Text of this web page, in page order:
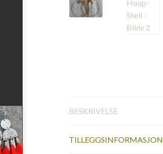
BESKRIVELSE
TILLEGGSINFORMASJON